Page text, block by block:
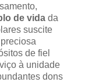
de vidada
suscite
de fiel
à unidade
dons